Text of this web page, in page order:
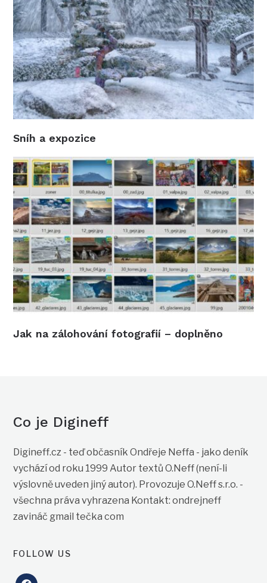
Sníh a expozice
Jak na zálohování fotografií – doplněno
Co je Digineff
Digineff.cz - teď občasník Ondřeje Neffa - jako deník
vychází od roku 1999 Autor textů O.Neff (není-li
výslovně uveden jiný autor). Provozuje O.Neff s.r.o. -
všechna práva vyhrazena Kontakt: ondrejneff
zavináč gmail tečka com
FOLLOW US